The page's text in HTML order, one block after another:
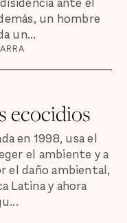
ante el
un hombre
un...
ecocidios
en 1998, usa el
el ambiente y a
el daño ambiental,
Latina y ahora